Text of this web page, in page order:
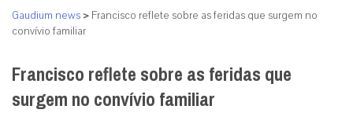
Gaudium news > Francisco reflete sobre as feridas que surgem no
convívio familiar
Francisco reflete sobre as feridas que
surgem no convívio familiar